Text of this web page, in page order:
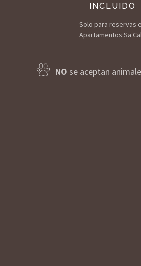
INCLUIDO
Solo para reservas
Apartamentos Sa
NO se aceptan